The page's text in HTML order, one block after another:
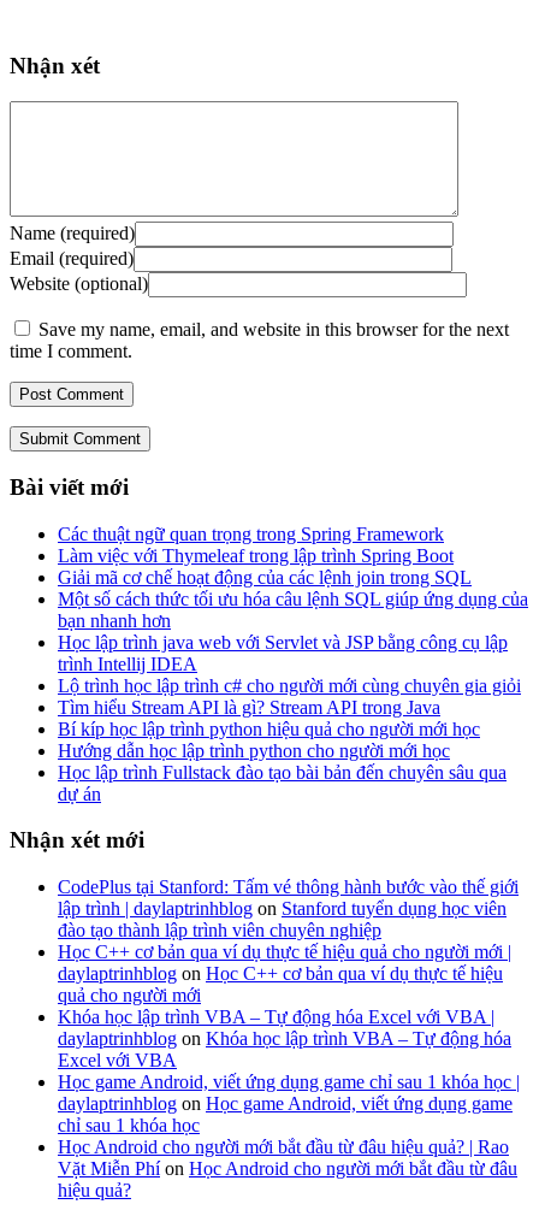
Nhận xét
Name (required)
Email (required)
Website (optional)
Save my name, email, and website in this browser for the next
time I comment.
Submit Comment
Bài viết mới
Các thuật ngữ quan trọng trong Spring Framework
Làm việc với Thymeleaf trong lập trình Spring Boot
Giải mã cơ chế hoạt động của các lệnh join trong SQL
Một số cách thức tối ưu hóa câu lệnh SQL giúp ứng dụng của
bạn nhanh hơn
Học lập trình java web với Servlet và JSP bằng công cụ lập
trình Intellij IDEA
Lộ trình học lập trình c# cho người mới cùng chuyên gia giỏi
Tìm hiểu Stream API là gì? Stream API trong Java
Bí kíp học lập trình python hiệu quả cho người mới học
Hướng dẫn học lập trình python cho người mới học
Học lập trình Fullstack đào tạo bài bản đến chuyên sâu qua
dự án
Nhận xét mới
CodePlus tại Stanford: Tấm vé thông hành bước vào thế giới
lập trình | daylaptrinhblog on Stanford tuyển dụng học viên
đào tạo thành lập trình viên chuyên nghiệp
Học C++ cơ bản qua ví dụ thực tế hiệu quả cho người mới |
daylaptrinhblog on Học C++ cơ bản qua ví dụ thực tế hiệu
quả cho người mới
Khóa học lập trình VBA – Tự động hóa Excel với VBA |
daylaptrinhblog on Khóa học lập trình VBA – Tự động hóa
Excel với VBA
Học game Android, viết ứng dụng game chỉ sau 1 khóa học |
daylaptrinhblog on Học game Android, viết ứng dụng game
chỉ sau 1 khóa học
Học Android cho người mới bắt đầu từ đâu hiệu quả? | Rao
Vặt Miễn Phíon Học Android cho người mới bắt đầu từ đâu
hiệu quả?